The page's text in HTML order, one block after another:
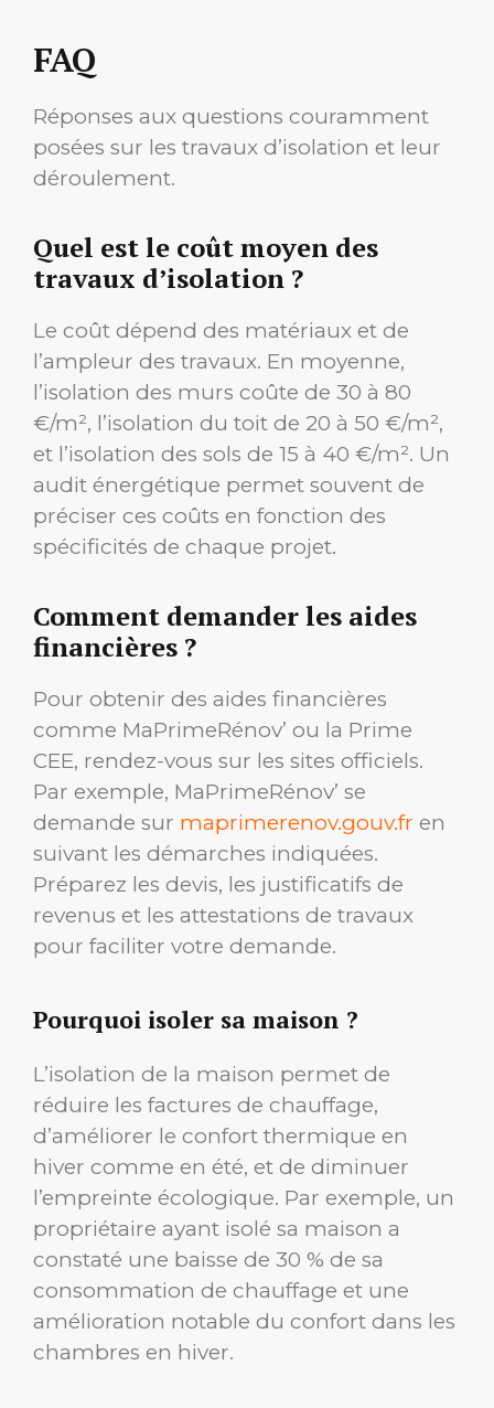
FAQ
Réponses aux questions couramment
posées sur les travaux d’isolation et leur
déroulement.
Quel est le coût moyen des
travaux d’isolation ?
Le coût dépend des matériaux et de
l’ampleur des travaux. En moyenne,
l’isolation des murs coûte de 30 à 80
€/m², l’isolation du toit de 20 à 50 €/m²,
et l’isolation des sols de 15 à 40 €/m². Un
audit énergétique permet souvent de
préciser ces coûts en fonction des
spécificités de chaque projet.
Comment demander les aides
financières ?
Pour obtenir des aides financières
comme MaPrimeRénov’ ou la Prime
CEE, rendez-vous sur les sites officiels.
Par exemple, MaPrimeRénov’ se
demande sur maprimerenov.gouv.fr en
suivant les démarches indiquées.
Préparez les devis, les justificatifs de
revenus et les attestations de travaux
pour faciliter votre demande.
Pourquoi isoler sa maison ?
L’isolation de la maison permet de
réduire les factures de chauffage,
d’améliorer le confort thermique en
hiver comme en été, et de diminuer
l’empreinte écologique. Par exemple, un
propriétaire ayant isolé sa maison a
constaté une baisse de 30 % de sa
consommation de chauffage et une
amélioration notable du confort dans les
chambres en hiver.